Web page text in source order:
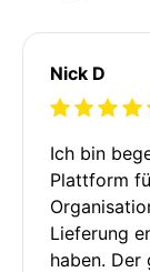
Nick D
Ich bin
Plattform
Lieferung
haben. Der